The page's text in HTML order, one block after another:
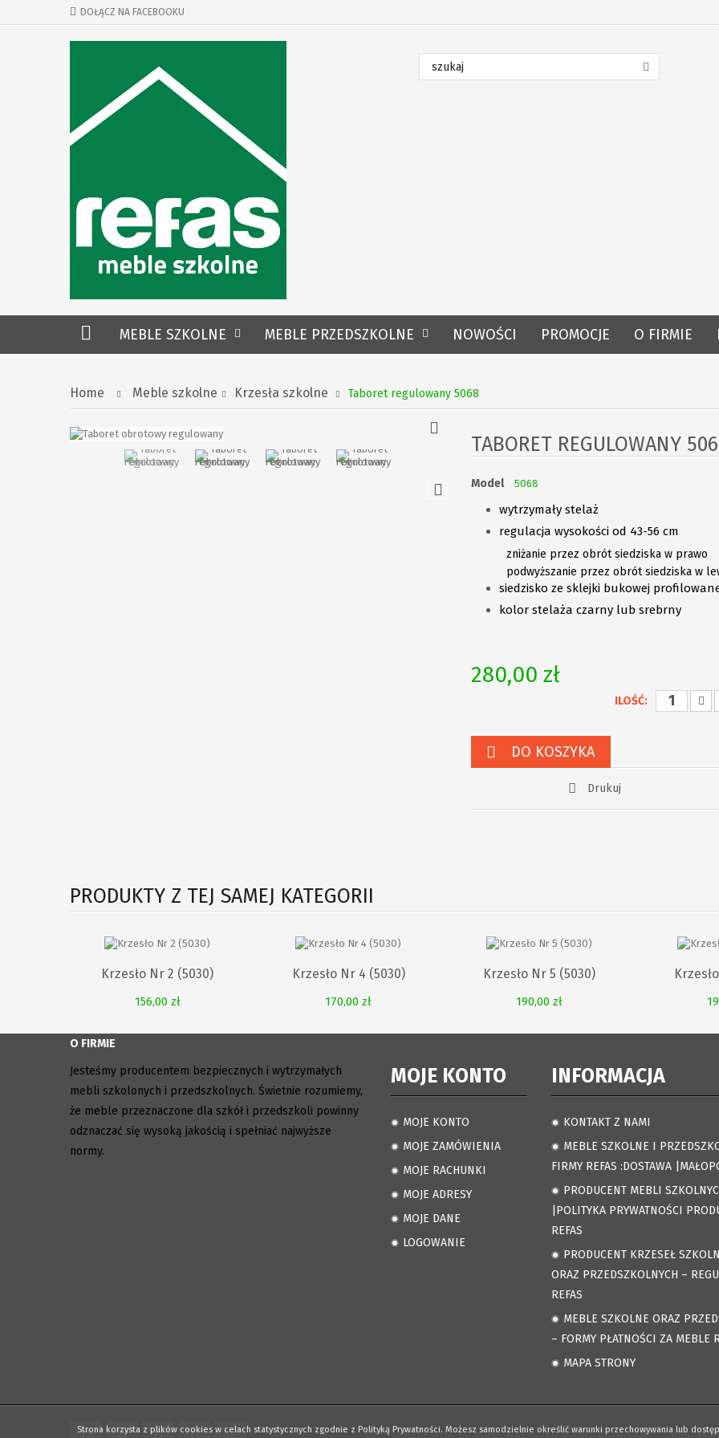
DOŁĄCZ NA FACEBOOKU
MEBLE SZKOLNE MEBLE PRZEDSZKOLNE NOWOŚCI PROMOCJE O FIRMIE
Home Meble szkolne Krzesła szkolne Taboret regulowany 5068
TABORET REGULOWANY
Model 5068
wytrzymały stelaż
regulacja wysokości od 43-56 cm
zniżanie przez obrót siedziska w prawo
podwyższanie przez obrót siedziska w
siedzisko ze sklejki bukowej
kolor stelaża czarny lub srebrny
280,00 zł
ILOŚĆ:
DO KOSZYKA
Drukuj
Strona korzysta z plików cookies w celach statystycznych zgodnie z Polityką Prywatności. Możesz samodzielnie określić warunki przechowywania lub
PRODUKTY Z TEJ SAMEJ KATEGORII
Krzesło Nr 2 (5030)
156,00 zł
Krzesło Nr 4 (5030)
170,00 zł
Krzesło Nr 5 (5030)
190,00 zł
O FIRMIE
Jesteśmy producentem bezpiecznych i wytrzymałych
mebli szkolonych i przedszkolnych. Świetnie rozumiemy,
że meble przeznaczone dla szkół i przedszkoli powinny
odznaczać się wysoką jakością i spełniać najwyższe
normy.
MOJE KONTO
. MOJE KONTO
. MOJE ZAMÓWIENIA
. MOJE RACHUNKI
. MOJE ADRESY
. MOJE DANE
. LOGOWANIE
INFORMACJA
. KONTAKT Z NAMI
.
MEBLE SZKOLNE I
FIRMY REFAS :DOSTAWA
.
PRODUCENT MEBLI
|POLITYKA PRYWATNOŚCI
REFAS
.
PRODUCENT KRZESEŁ
ORAZ PRZEDSZKOLNYCH –
REFAS
.
MEBLE SZKOLNE ORAZ
– FORMY PŁATNOŚCI ZA MEBLE
. MAPA STRONY